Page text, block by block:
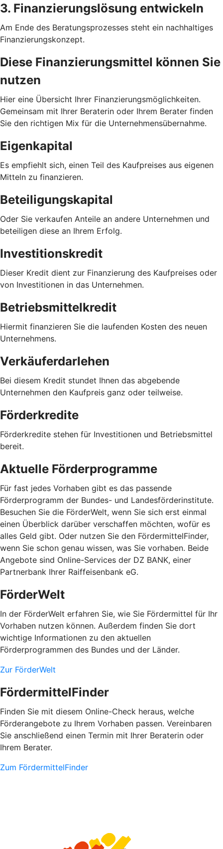
3. Finanzierungslösung entwickeln
Am Ende des Beratungsprozesses steht ein nachhaltiges
Finanzierungskonzept.
Diese Finanzierungsmittel können Sie
nutzen
Hier eine Übersicht Ihrer Finanzierungsmöglichkeiten.
Gemeinsam mit Ihrer Beraterin oder Ihrem Berater finden
Sie den richtigen Mix für die Unternehmensübernahme.
Eigenkapital
Es empfiehlt sich, einen Teil des Kaufpreises aus eigenen
Mitteln zu finanzieren.
Beteiligungskapital
Oder Sie verkaufen Anteile an andere Unternehmen und
beteiligen diese an Ihrem Erfolg.
Investitionskredit
Dieser Kredit dient zur Finanzierung des Kaufpreises oder
von Investitionen in das Unternehmen.
Betriebsmittelkredit
Hiermit finanzieren Sie die laufenden Kosten des neuen
Unternehmens.
Verkäuferdarlehen
Bei diesem Kredit stundet Ihnen das abgebende
Unternehmen den Kaufpreis ganz oder teilweise.
Förderkredite
Förderkredite stehen für Investitionen und Betriebsmittel
bereit.
Aktuelle Förderprogramme
Für fast jedes Vorhaben gibt es das passende
Förderprogramm der Bundes- und Landesförderinstitute.
Besuchen Sie die FörderWelt, wenn Sie sich erst einmal
einen Überblick darüber verschaffen möchten, wofür es
alles Geld gibt. Oder nutzen Sie den FördermittelFinder,
wenn Sie schon genau wissen, was Sie vorhaben. Beide
Angebote sind Online-Services der DZ BANK, einer
Partnerbank Ihrer Raiffeisenbank eG.
FörderWelt
In der FörderWelt erfahren Sie, wie Sie Fördermittel für Ihr
Vorhaben nutzen können. Außerdem finden Sie dort
wichtige Informationen zu den aktuellen
Förderprogrammen des Bundes und der Länder.
Zur FörderWelt
FördermittelFinder
Finden Sie mit diesem Online-Check heraus, welche
Förderangebote zu Ihrem Vorhaben passen. Vereinbaren
Sie anschließend einen Termin mit Ihrer Beraterin oder
Ihrem Berater.
Zum FördermittelFinder